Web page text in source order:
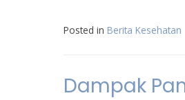
Posted in Berita Kesehatan
Dampak